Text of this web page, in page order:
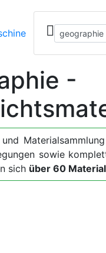
-
sowie
sich über 60